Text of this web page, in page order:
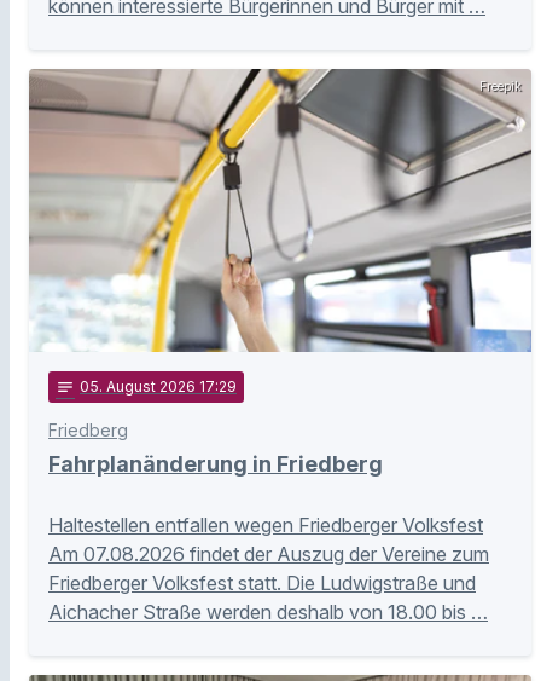
können interessierte Bürgerinnen und Bürger mit …
Freepik
notes 05. August 2026 17:29
Friedberg
Fahrplanänderung in Friedberg
Haltestellen entfallen wegen Friedberger Volksfest
Am 07.08.2026 findet der Auszug der Vereine zum
Friedberger Volksfest statt. Die Ludwigstraße und
Aichacher Straße werden deshalb von 18.00 bis …